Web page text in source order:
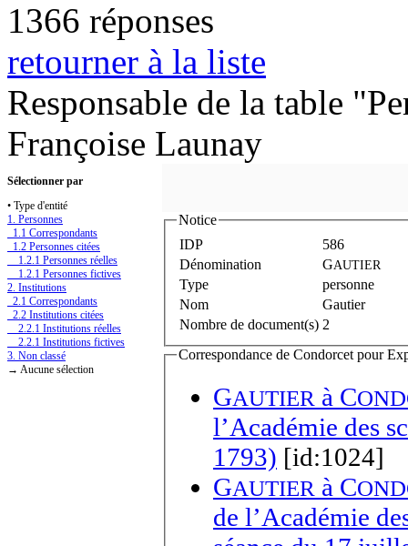
1366 réponses
retourner à la liste
Responsable de la table
Françoise Launay
Sélectionner par
• Type d'entité
1. Personnes
1.1 Correspondants
1.2 Personnes citées
1.2.1 Personnes réelles
1.2.1 Personnes fictives
2. Institutions
2.1 Correspondants
2.2 Institutions citées
2.2.1 Institutions réelles
2.2.1 Institutions fictives
3. Non classé
→ Aucune sélection
Notice
IDP
586
Dénomination
GAUTIER
Type
personne
Nom
Gautier
Nombre de document(s) 2
Correspondance de Condorcet pour
GAUTIER à C
l’Académie des
1793) [id:1024]
GAUTIER à C
de l’Académie